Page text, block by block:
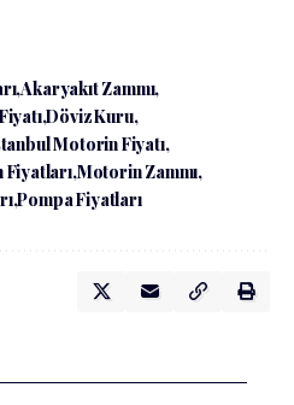
Akaryakıt Zammı
Döviz Kuru
Motorin Fiyatı
Motorin Zammı
Pompa Fiyatları